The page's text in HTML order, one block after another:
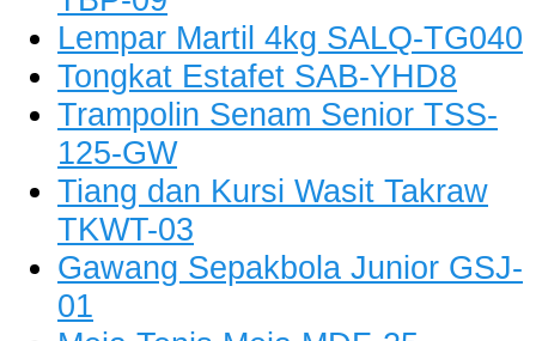
Lempar Martil 4kg SALQ-TG040
Tongkat Estafet SAB-YHD8
Trampolin Senam Senior TSS-
125-GW
Tiang dan Kursi Wasit Takraw
TKWT-03
Gawang Sepakbola Junior GSJ-
01